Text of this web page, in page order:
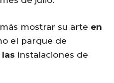
mostrar su arte en
el parque de
las instalaciones de